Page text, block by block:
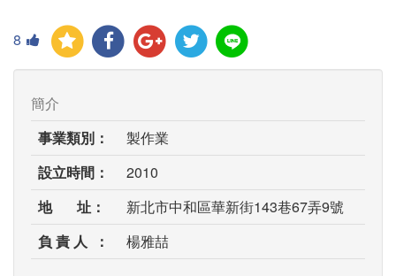
8
簡介
事業類別：
製作業
設立時間：
2010
地 址：
新北市中和區華新街143巷67弄9號
負 責 人 ：
楊雅喆